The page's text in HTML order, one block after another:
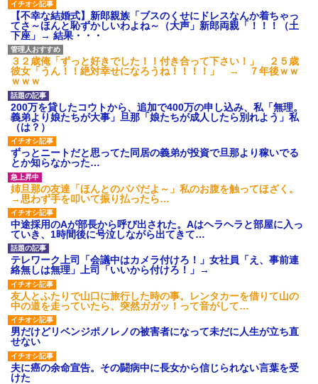
【不幸な結婚式】新郎親族「ブスのくせにドレスなんか着ちゃっ
てさ～ほんと恥ずかしいわよね～（大声」新郎両親「！！！（土
下座」→ 結果・・・
３２歳俺「ずっと好きでした！！付き合って下さい！」 ２５歳
彼女「うん！！絶対幸せになろうね！！！！」 → ７年後ｗｗ
ｗｗｗ
200万を貸したコウトから、追加で400万の申し込み、私「無理。
義弟より娘たちが大事」旦那「娘たちが成人したら別れよう」私
（は？）
ずっとニートだと思ってた同居の義弟が投資で旦那より稼いでる
とか知らなかった…
姉旦那の友達「ほんとのパパだよ～」私のお腹を触ってほざく。
→思わず手を叩いて振り払ったら…
中途採用のAが部長から呼び出された。Aはヘラヘラと部屋に入っ
ていき、1時間後に号泣しながら出てきて…
テレワーク上司「会議中はカメラ付けろ！」女社員「え、事前連
絡無しは無理」上司「いいから付けろ！」→
友人とふたりで山口に旅行した時の事。レンタカーを借りて山の
中の道を走っていたら、突然ガガッ！って音がして…
男だけどリベンジポノレノの被害者になって未だに人生が立ち直
せない
夫に癌の余命宣告。その闘病中に長女から信じられない言葉を受
けた